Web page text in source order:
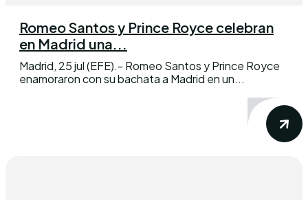
Romeo Santos y Prince Royce celebran
en Madrid una...
Madrid, 25 jul (EFE).- Romeo Santos y Prince Royce
enamoraron con su bachata a Madrid en un...